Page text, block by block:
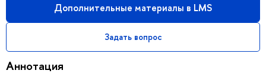
Дополнительные материалы в LMS
Задать вопрос
Аннотация